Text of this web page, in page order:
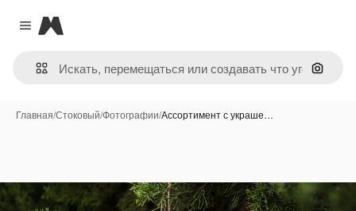
Close menu
Magnific
Поиск
Главная/Стоковый/Фотографии/Ассортимент с украше…